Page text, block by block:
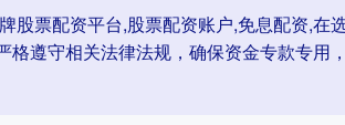
股票配资平台,股票配资账户,免息配资,在
格遵守相关法律法规，确保资金专款专用